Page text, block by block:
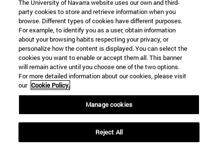
The University of Navarra website uses our own and third-
party cookies to store and retrieve information when you
browse. Different types of cookies have different purposes.
For example, to identify you as a user, obtain information
about your browsing habits respecting your privacy, or
personalize how the content is displayed. You can select the
cookies you want to enable or accept them all. This banner
will remain active until you choose one of the two options.
For more detailed information about our cookies, please visit
our Cookie Policy.
Manage cookies
Reject All